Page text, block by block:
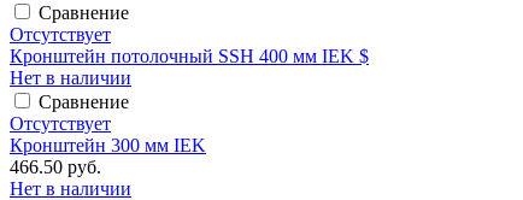
Сравнение
Отсутствует
Кронштейн потолочный SSH 400 мм IEK $
Нет в наличии
Сравнение
Отсутствует
Кронштейн 300 мм IEK
466.50 руб.
Нет в наличии